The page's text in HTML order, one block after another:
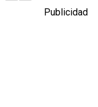
Publicidad